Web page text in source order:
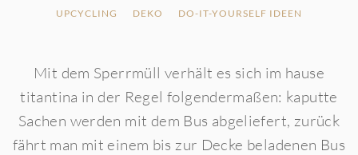
UPCYCLING DEKO DO-IT-YOURSELF IDEEN
Mit dem Sperrmüll verhält es sich im hause
titantina in der Regel folgendermaßen: kaputte
Sachen werden mit dem Bus abgeliefert, zurück
fährt man mit einem bis zur Decke beladenen Bus